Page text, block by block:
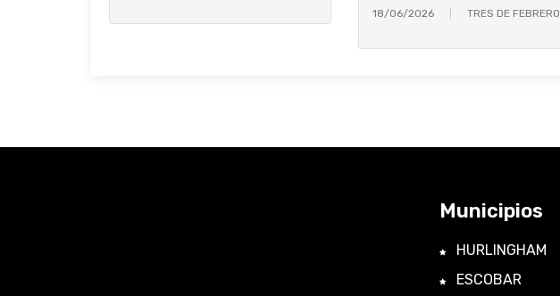
18/06/2026 TRES DE FEBRERO
Municipios
HURLINGHAM
ESCOBAR